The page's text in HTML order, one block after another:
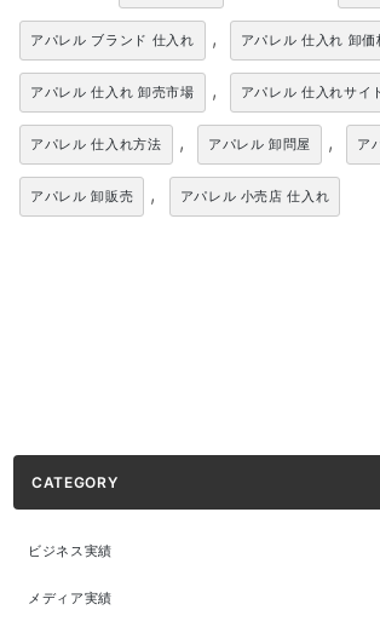
アパレル ブランド 仕入れ , アパレル 仕入れ 卸価
アパレル 仕入れ 卸売市場 , アパレル 仕入れサイ
アパレル 仕入れ方法 , アパレル 卸問屋 , ア
アパレル 卸販売 , アパレル 小売店 仕入れ
CATEGORY
ビジネス実績
メディア実績